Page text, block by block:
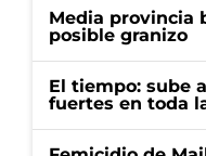
Media provincia
posible granizo
El tiempo: sube
fuertes en toda